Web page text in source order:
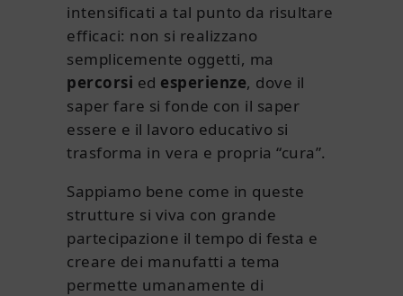
intensificati a tal punto da risultare
efficaci: non si realizzano
semplicemente oggetti, ma
percorsi ed esperienze, dove il
saper fare si fonde con il saper
essere e il lavoro educativo si
trasforma in vera e propria “cura”.
Sappiamo bene come in queste
strutture si viva con grande
partecipazione il tempo di festa e
creare dei manufatti a tema
permette umanamente di